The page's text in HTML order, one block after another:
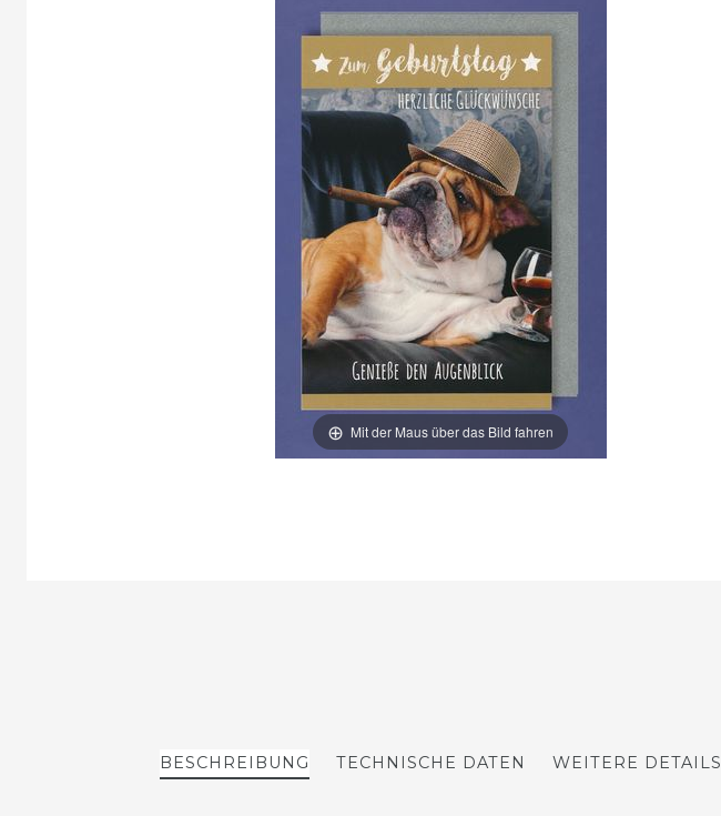
Mit der Maus über das Bild fahren
BESCHREIBUNG TECHNISCHE DATEN WEITERE DETAILS